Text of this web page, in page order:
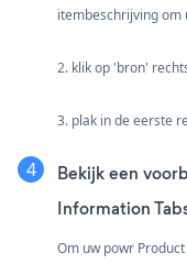
itembeschrijving om
2. klik op 'bron'
3. plak in de eerste
Bekijk een
Information
Om uw powr